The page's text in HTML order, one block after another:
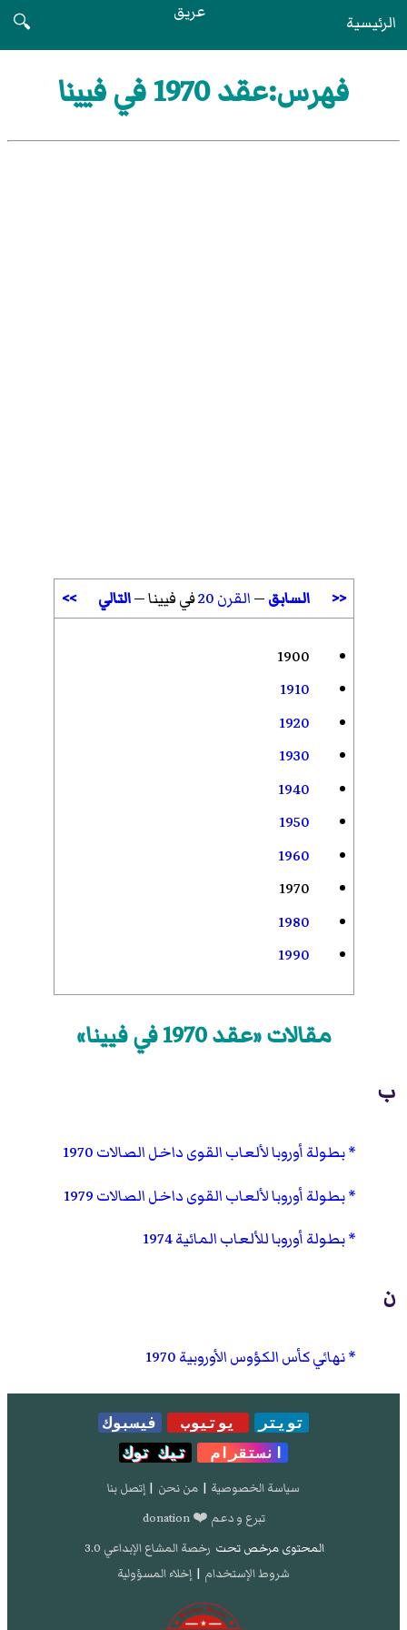
الرئيسية عريق
🔍
فهرس:عقد 1970 في فيينا
<< السابق—القرن 20 في فيينا —التالي >>
1900
1910
1920
1930
1940
1950
1960
1970
1980
1990
مقالات «عقد 1970 في فيينا»
ب
بطولة أوروبا لألعاب القوى داخل الصالات 1970
بطولة أوروبا لألعاب القوى داخل الصالات 1979
بطولة أوروبا للألعاب المائية 1974
ن
نهائي كأس الكؤوس الأوروبية 1970
تويتر يوتيوب
فيسبوك
انستقرام
تيك توك
سياسة الخصوصية | من نحن | إتصل بنا
تبرع و دعم ❤️ donation
المحتوى مرخص تحت رخصة المشاع الإبداعي 3.0
شروط الإستخدام | إخلاء المسؤولية